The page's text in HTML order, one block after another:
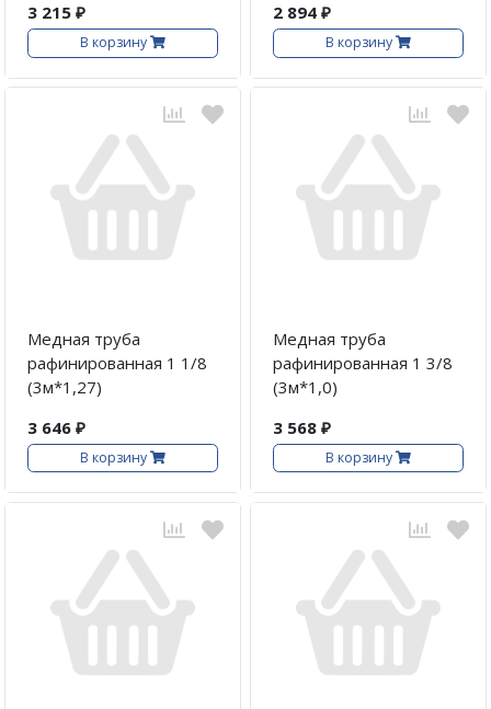
3 215 ₽
В корзину
2 894 ₽
В корзину
Медная труба
рафинированная 1 1/8
(3м*1,27)
3 646 ₽
В корзину
Медная труба
рафинированная 1 3/8
(3м*1,0)
3 568 ₽
В корзину